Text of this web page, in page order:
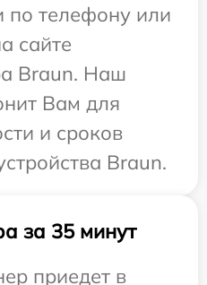
по телефону или
сайте
Braun. Наш
Вам для
и сроков
Braun.
за 35 минут
приедет в